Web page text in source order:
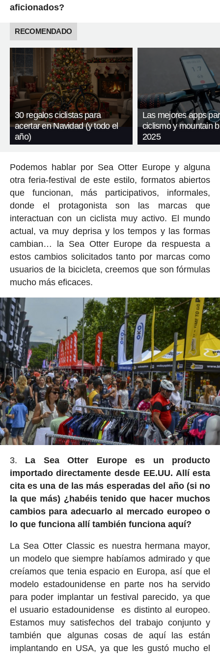
aficionados?
RECOMENDADO
30 regalos ciclistas para
acertar en Navidad (y todo el
año)
Las mejores apps
ciclismo y mountain
2025
Podemos hablar por Sea Otter Europe y alguna
otra feria-festival de este estilo, formatos abiertos
que funcionan, más participativos, informales,
donde el protagonista son las marcas que
interactuan con un ciclista muy activo. El mundo
actual, va muy deprisa y los tempos y las formas
cambian… la Sea Otter Europe da respuesta a
estos cambios solicitados tanto por marcas como
usuarios de la bicicleta, creemos que son fórmulas
mucho más eficaces.
La Sea Otter Europe es un producto
importado directamente desde EE.UU. Allí esta
cita es una de las más esperadas del año (si no
la que más) ¿habéis tenido que hacer muchos
cambios para adecuarlo al mercado europeo o
lo que funciona allí también funciona aquí?
La Sea Otter Classic es nuestra hermana mayor,
un modelo que siempre habíamos admirado y que
creíamos que tenia espacio en Europa, así que el
modelo estadounidense en parte nos ha servido
para poder implantar un festival parecido, ya que
el usuario estadounidense
es distinto al europeo.
Estamos muy satisfechos del trabajo conjunto y
también que algunas cosas de aquí las están
implantando en USA, ya que les gustó mucho el